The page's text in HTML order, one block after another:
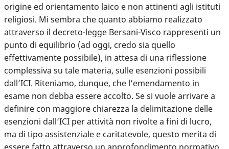
origine ed orientamento laico e non attinenti agli istituti
religiosi. Mi sembra che quanto abbiamo realizzato
attraverso il decreto-legge Bersani-Visco rappresenti un
punto di equilibrio (ad oggi, credo sia quello
effettivamente possibile), in attesa di una riflessione
complessiva su tale materia, sulle esenzioni possibili
dall’ICI. Riteniamo, dunque, che l’emendamento in
esame non debba essere accolto. Se si vuole arrivare a
definire con maggiore chiarezza la delimitazione delle
esenzioni dall’ICI per attività non rivolte a fini di lucro,
ma di tipo assistenziale e caritatevole, questo merita di